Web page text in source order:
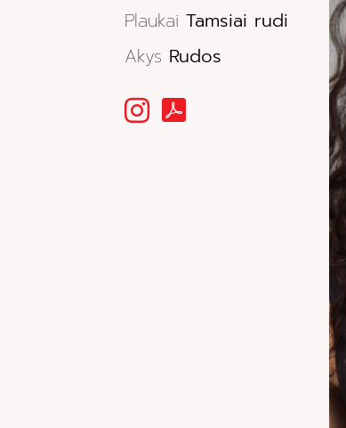
Plaukai Tamsiai rudi
Akys Rudos